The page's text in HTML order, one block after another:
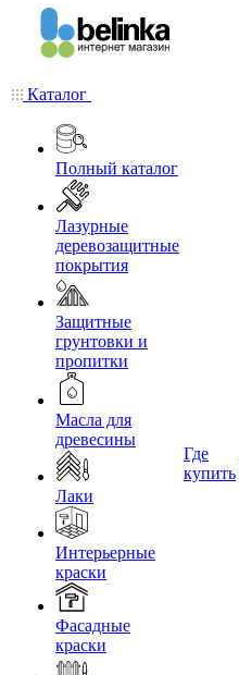
Каталог
Полный каталог
Лазурные
деревозащитные
покрытия
Защитные
грунтовки и
пропитки
Масла для
древесины
Лаки
Интерьерные
краски
Фасадные
краски
Где
купить